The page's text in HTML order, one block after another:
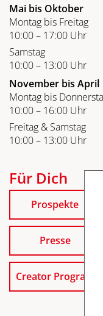
Mai bis Oktober
Montag bis Freitag
10:00 – 17:00 Uhr
Samstag
10:00 – 13:00 Uhr
November bis April
Montag bis
10:00 – 16:00 Uhr
Freitag & Samstag
10:00 – 13:00 Uhr
Für Dich
Prospekte
Presse
Creator Program